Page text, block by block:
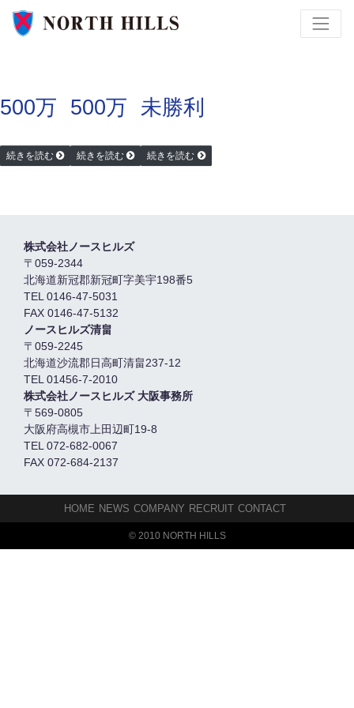
500万
続きを読む
500万
続きを読む
未勝利
続きを読む
株式会社ノースヒルズ
〒059-2344
北海道新冠郡新冠町字美宇198番5
TEL 0146-47-5031
FAX 0146-47-5132
ノースヒルズ清畠
〒059-2245
北海道沙流郡日高町清畠237-12
TEL 01456-7-2010
株式会社ノースヒルズ 大阪事務所
〒569-0805
大阪府高槻市上田辺町19-8
TEL 072-682-0067
FAX 072-684-2137
HOME NEWS COMPANY RECRUIT CONTACT
© 2010 NORTH HILLS